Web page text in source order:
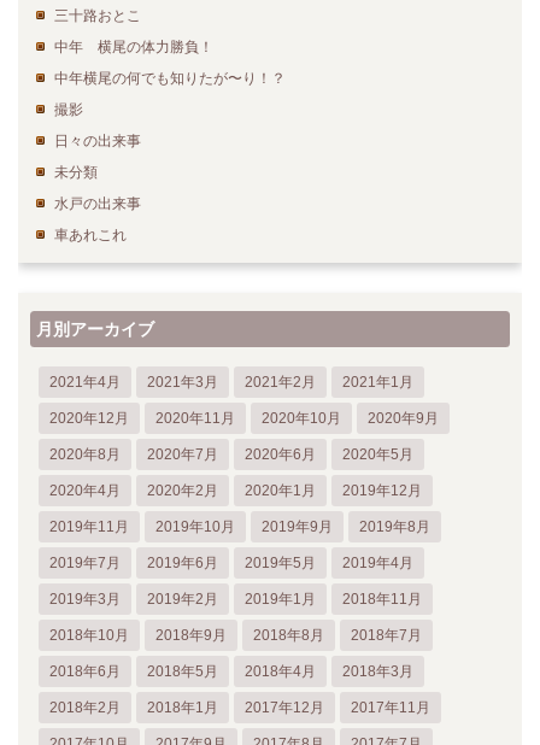
三十路おとこ
中年 横尾の体力勝負！
中年横尾の何でも知りたが〜り！？
撮影
日々の出来事
未分類
水戸の出来事
車あれこれ
月別アーカイブ
2021年4月 2021年3月 2021年2月 2021年1月
2020年12月 2020年11月 2020年10月 2020年9月
2020年8月 2020年7月 2020年6月 2020年5月
2020年4月 2020年2月 2020年1月 2019年12月
2019年11月 2019年10月 2019年9月 2019年8月
2019年7月 2019年6月 2019年5月 2019年4月
2019年3月 2019年2月 2019年1月 2018年11月
2018年10月 2018年9月 2018年8月 2018年7月
2018年6月 2018年5月 2018年4月 2018年3月
2018年2月 2018年1月 2017年12月 2017年11月